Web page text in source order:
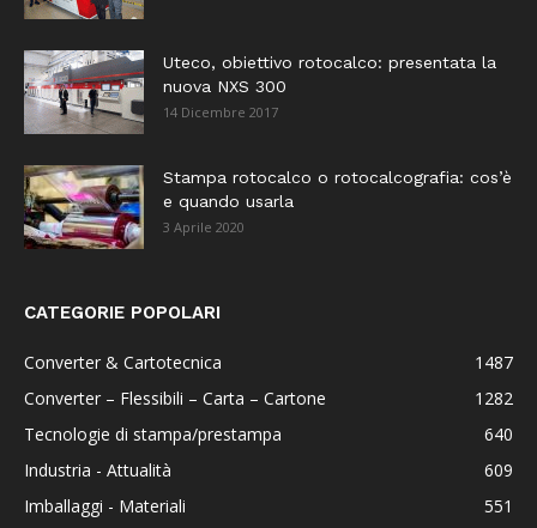
Uteco, obiettivo rotocalco: presentata la
nuova NXS 300
14 Dicembre 2017
Stampa rotocalco o rotocalcografia: cos’è
e quando usarla
3 Aprile 2020
CATEGORIE POPOLARI
Converter & Cartotecnica
1487
Converter – Flessibili – Carta – Cartone
1282
Tecnologie di stampa/prestampa
640
Industria - Attualità
609
Imballaggi - Materiali
551